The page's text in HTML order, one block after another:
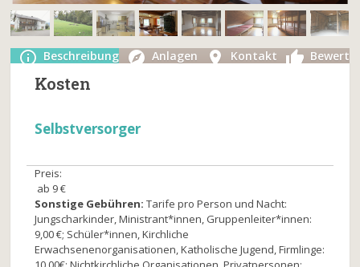
Beschreibung Anlagen Kontakt
Kosten
Selbstversorger
Preis:
ab 9 €
Sonstige Gebühren:Tarife pro Person und Nacht:
Jungscharkinder, Ministrant*innen, Gruppenleiter*innen:
9,00 €; Schüler*innen, Kirchliche
Erwachsenenorganisationen, Katholische Jugend, Firmlinge: